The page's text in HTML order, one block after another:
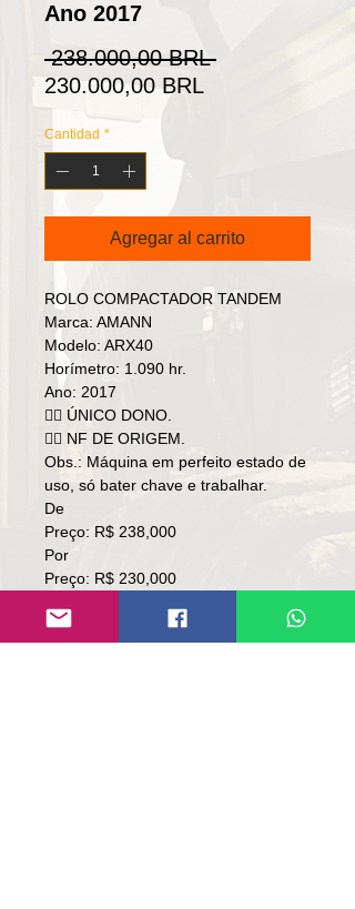
Ano 2017
238.000,00 BRL Precio
230.000,00 BRL
Cantidad *
Agregar al carrito
ROLO COMPACTADOR TANDEM
Marca: AMANN
Modelo: ARX40
Horímetro: 1.090 hr.
Ano: 2017
👉🏻 ÚNICO DONO.
👉🏻 NF DE ORIGEM.
Obs.: Máquina em perfeito estado de
uso, só bater chave e trabalhar.
De
Preço: R$ 238,000
Por
Preço: R$ 230,000
👉🏻SEM TROCA.
Local: RS